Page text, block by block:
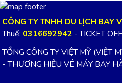
CÔNG TY TNHH DU LỊCH BAY
Thuế: 0316692942 - TICKET
TỔNG CÔNG TY VIỆT MỸ (VIỆT
- THƯƠNG HIỆU VÉ MÁY BAY